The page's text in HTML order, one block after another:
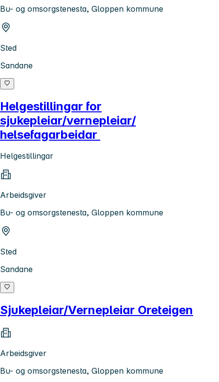
Bu- og omsorgstenesta, Gloppen kommune
Sted
Sandane
Helgestillingar for
sjukepleiar/vernepleiar/
helsefagarbeidar
Helgestillingar
Arbeidsgiver
Bu- og omsorgstenesta, Gloppen kommune
Sted
Sandane
Sjukepleiar/Vernepleiar Oreteigen
Arbeidsgiver
Bu- og omsorgstenesta, Gloppen kommune